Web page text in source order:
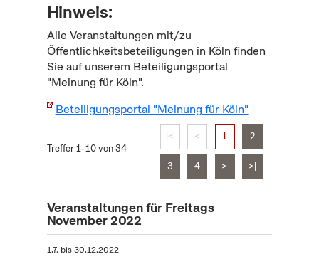
Hinweis:
Alle Veranstaltungen mit/zu
Öffentlichkeitsbeteiligungen in Köln finden
Sie auf unserem Beteiligungsportal
"Meinung für Köln".
Beteiligungsportal "Meinung für Köln"
Treffer 1–10 von 34
|< < 1 2
3 4 > >|
Veranstaltungen für Freitags
November 2022
1.7. bis30.12.2022